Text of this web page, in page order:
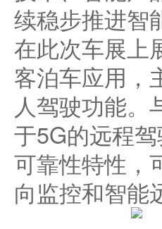
续稳步推进智
在此次车展上
客泊车应用，
人驾驶功能
于5G的远程
可靠性特性，
向监控和智能